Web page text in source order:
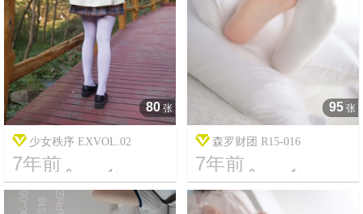
80 张
少女秩序 EXVOL.02
7年前
5 4450
95 张
森罗财团 R15-016
7年前
5 2474